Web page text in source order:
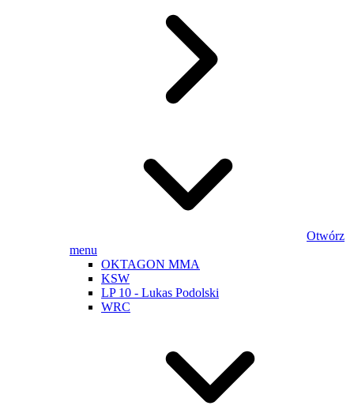
Otwórz
menu
OKTAGON MMA
KSW
LP 10 - Lukas Podolski
WRC